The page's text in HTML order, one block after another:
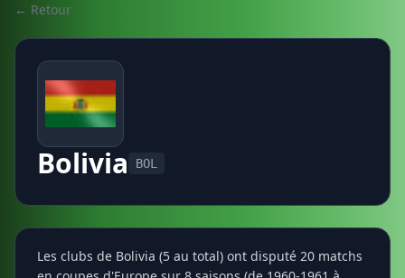
← Retour
Bolivia BOL
Les clubs de Bolivia (5 au total) ont disputé 20 matchs